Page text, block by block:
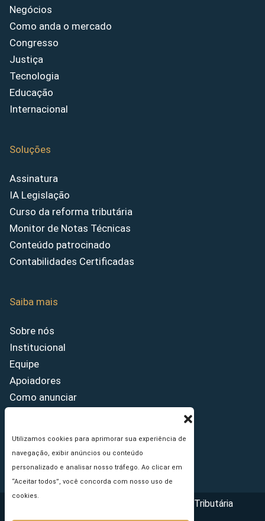
Utilizamos cookies para aprimorar sua experiência de
navegação, exibir anúncios ou conteúdo
personalizado e analisar nosso tráfego. Ao clicar em
“Aceitar todos”, você concorda com nosso uso de
cookies.
Negócios
Como anda o mercado
Congresso
Justiça
Tecnologia
Educação
Internacional
Soluções
Assinatura
IA Legislação
Curso da reforma tributária
Monitor de Notas Técnicas
Conteúdo patrocinado
Contabilidades Certificadas
Saiba mais
Sobre nós
Institucional
Equipe
Apoiadores
Como anunciar
Princípios Editoriais
Copyright © 2026 - Portal da Reforma Tributária